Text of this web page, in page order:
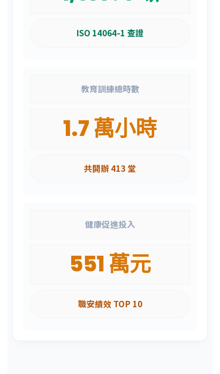
ISO 14064-1 查證
教育訓練總時數
1.7 萬小時
共開辦 413 堂
健康促進投入
551 萬元
職安績效 TOP 10